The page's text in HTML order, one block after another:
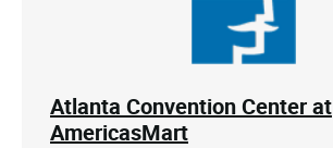
Atlanta Convention Center at
AmericasMart